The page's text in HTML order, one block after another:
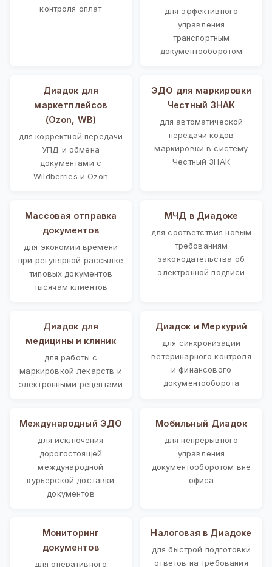
контроля оплат
для эффективного
управления
транспортным
документооборотом
Диадок для
маркетплейсов
(Ozon, WB)
для корректной передачи
УПД и обмена
документами с
Wildberries и Ozon
ЭДО для маркировки
Честный ЗНАК
для автоматической
передачи кодов
маркировки в систему
Честный ЗНАК
Массовая отправка
документов
для экономии времени
при регулярной рассылке
типовых документов
тысячам клиентов
МЧД в Диадоке
для соответствия новым
требованиям
законодательства об
электронной подписи
Диадок для
медицины и клиник
для работы с
маркировкой лекарств и
электронными рецептами
Диадок и Меркурий
для синхронизации
ветеринарного контроля
и финансового
документооборота
Международный ЭДО
для исключения
дорогостоящей
международной
курьерской доставки
документов
Мобильный Диадок
для непрерывного
управления
документооборотом вне
офиса
Мониторинг
документов
для оперативного
Налоговая в Диадоке
для быстрой подготовки
ответов на требования